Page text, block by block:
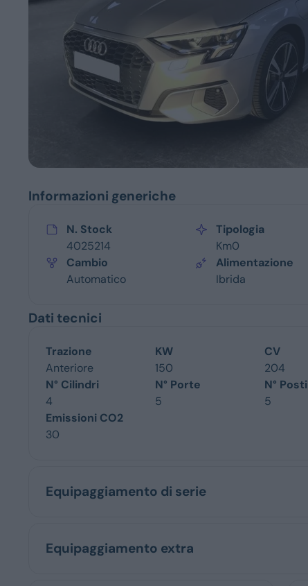
Servizi
Informazioni generiche
N. Stock
4025214
Tipologia
Km0
Cambio
Automatico
Alimentazione
Ibrida
Dati tecnici
Trazione
Anteriore
KW
150
CV
204
N° Cilindri
4
N° Porte
5
N° Posti
5
Emissioni CO2
30
Equipaggiamento di serie
Equipaggiamento extra